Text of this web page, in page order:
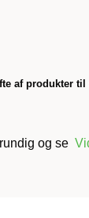
af produkter
og se